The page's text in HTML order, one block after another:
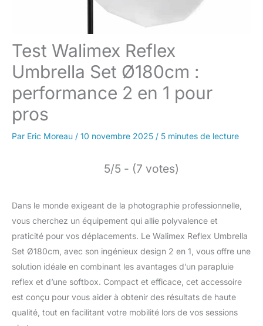
Test Walimex Reflex
Umbrella Set Ø180cm :
performance 2 en 1 pour
pros
Par Eric Moreau / 10 novembre 2025 / 5 minutes de lecture
5/5 - (7 votes)
Dans le monde exigeant de la photographie professionnelle,
vous cherchez un équipement qui allie polyvalence et
praticité pour vos déplacements. Le Walimex Reflex Umbrella
Set Ø180cm, avec son ingénieux design 2 en 1, vous offre une
solution idéale en combinant les avantages d’un parapluie
reflex et d’une softbox. Compact et efficace, cet accessoire
est conçu pour vous aider à obtenir des résultats de haute
qualité, tout en facilitant votre mobilité lors de vos sessions